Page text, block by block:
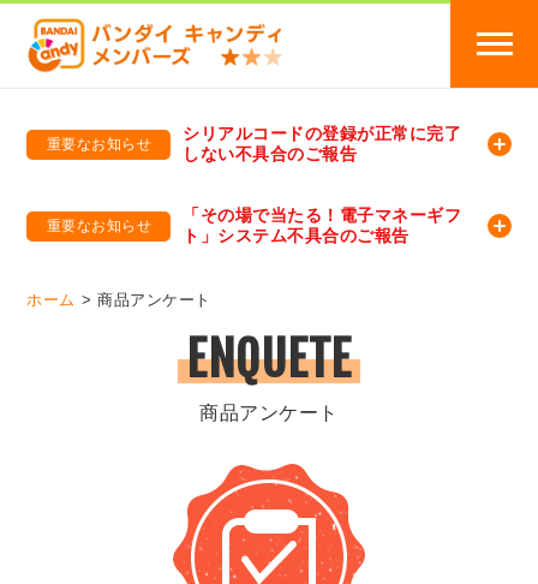
重要なお知らせ
シリアルコードの登録が正常に完了
しない不具合のご報告
重要なお知らせ
「その場で当たる！電子マネーギフ
ト」システム不具合のご報告
ホーム 商品アンケート
ENQUETE
商品アンケート